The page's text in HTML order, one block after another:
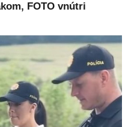
FOTO vnútri